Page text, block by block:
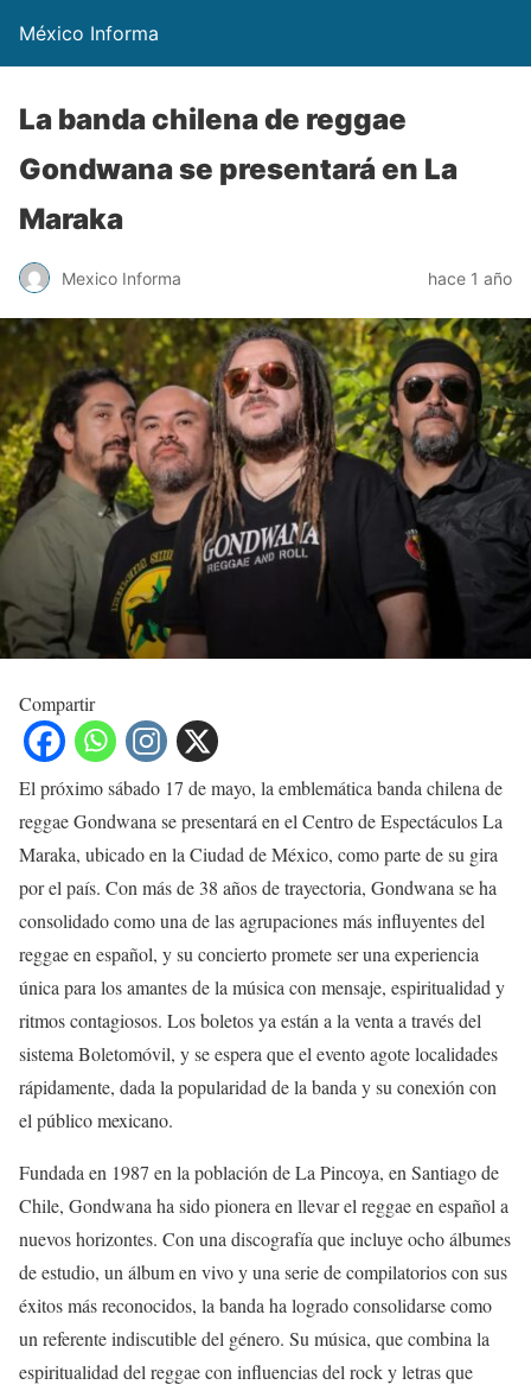
México Informa
La banda chilena de reggae
Gondwana se presentará en La
Maraka
Mexico Informa hace 1 año
Compartir
El próximo sábado 17 de mayo, la emblemática banda chilena de
reggae Gondwana se presentará en el Centro de Espectáculos La
Maraka, ubicado en la Ciudad de México, como parte de su gira
por el país. Con más de 38 años de trayectoria, Gondwana se ha
consolidado como una de las agrupaciones más influyentes del
reggae en español, y su concierto promete ser una experiencia
única para los amantes de la música con mensaje, espiritualidad y
ritmos contagiosos. Los boletos ya están a la venta a través del
sistema Boletomóvil, y se espera que el evento agote localidades
rápidamente, dada la popularidad de la banda y su conexión con
el público mexicano.
Fundada en 1987 en la población de La Pincoya, en Santiago de
Chile, Gondwana ha sido pionera en llevar el reggae en español a
nuevos horizontes. Con una discografía que incluye ocho álbumes
de estudio, un álbum en vivo y una serie de compilatorios con sus
éxitos más reconocidos, la banda ha logrado consolidarse como
un referente indiscutible del género. Su música, que combina la
espiritualidad del reggae con influencias del rock y letras que